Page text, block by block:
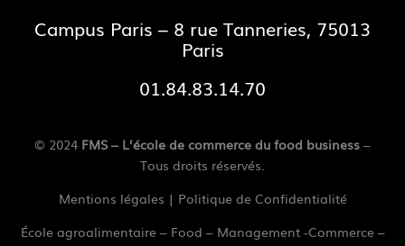
Campus Paris – 8 rue Tanneries, 75013
Paris
01.84.83.14.70
© 2024 FMS – L’école de commerce du food business –
Tous droits réservés.
Mentions légales | Politique de Confidentialité
École agroalimentaire – Food – Management -Commerce –